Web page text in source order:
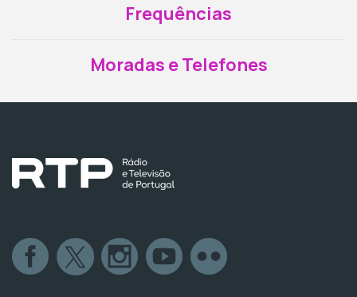
Frequências
Moradas e Telefones